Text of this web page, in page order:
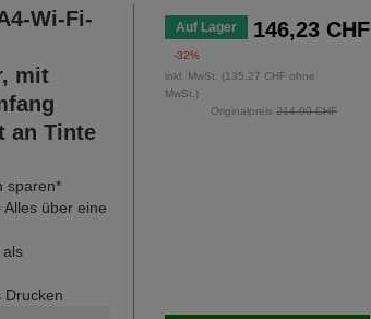
Wi-Fi-
mit
an Tinte
sparen*
über eine
als
Drucken
Auf Lager 146,23 CHF
-32%
inkl. MwSt. (135,27 CHF ohne
MwSt.)
Originalpreis214,90 CHF